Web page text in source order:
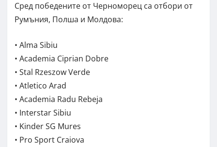
Сред победените от Черноморец са отбори от
Румъния, Полша и Молдова:
• Alma Sibiu
• Academia Ciprian Dobre
• Stal Rzeszow Verde
• Atletico Arad
• Academia Radu Rebeja
• Interstar Sibiu
• Kinder SG Mures
• Pro Sport Craiova